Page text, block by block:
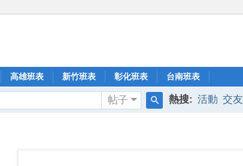
高雄班表 新竹班表 彰化班表 台南班表
帖子 熱搜: 活動 交友